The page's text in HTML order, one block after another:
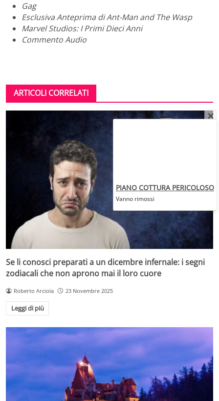
Gag
Esclusiva Anteprima di Ant-Man and The Wasp
Marvel Studios: I Primi Dieci Anni
Commento Audio
ARTICOLI CORRELATI
Se li conosci preparati a un dicembre infernale: i segni
zodiacali che non aprono mai il loro cuore
Roberto Arciola 23 Novembre 2025
Leggi di più
PIANO COTTURA PERICOLOSO
Vanno rimossi